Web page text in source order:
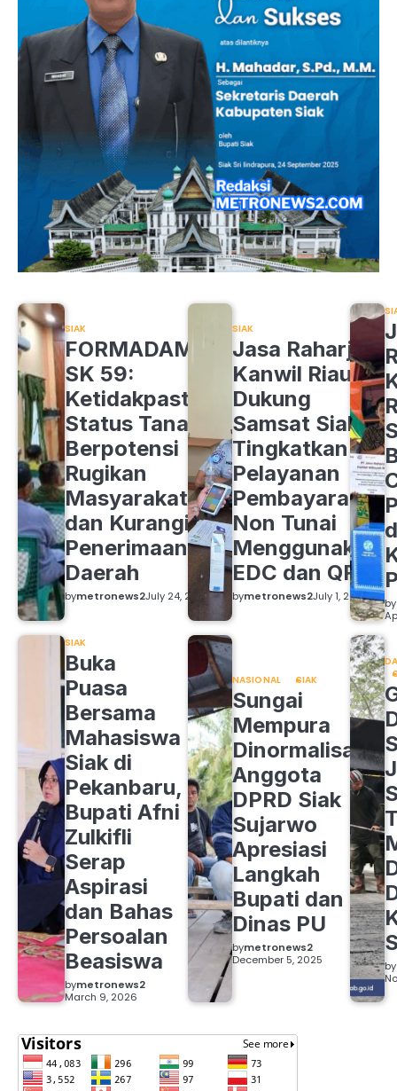
SIAK
FORMADAM
SK 59:
Ketidakpastian
Status Tanah
Berpotensi
Rugikan
Masyarakat
dan Kurangi
Penerimaan
Daerah
bymetronews2July 24, 2026
SIAK
Jasa Raharja
Kanwil Riau
Dukung
Samsat Siak
Tingkatkan
Pelayanan
Pembayaran
Non Tunai
Menggunakan
EDC dan QRIS
bymetronews2July 1, 2026 by
SIAK
Buka
Puasa
Bersama
Mahasiswa
Siak di
Pekanbaru,
Bupati Afni
Zulkifli
Serap
Aspirasi
dan Bahas
Persoalan
Beasiswa
bymetronews2
March 9, 2026
NASIONAL SIAK
Sungai
Mempura
Dinormalisasi,
Anggota
DPRD Siak
Sujarwo
Apresiasi
Langkah
Bupati dan
Dinas PU
bymetronews2
December 5, 2025
by